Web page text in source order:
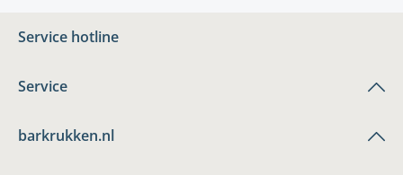
Service hotline
Service
barkrukken.nl